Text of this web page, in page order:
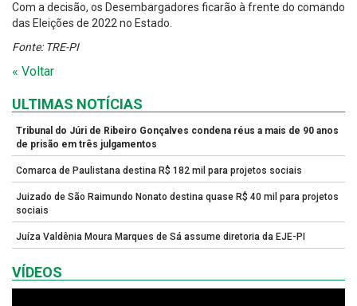
Com a decisão, os Desembargadores ficarão à frente do comando
das Eleições de 2022 no Estado.
Fonte: TRE-PI
« Voltar
ULTIMAS NOTÍCIAS
Tribunal do Júri de Ribeiro Gonçalves condena réus a mais de 90 anos
de prisão em três julgamentos
Comarca de Paulistana destina R$ 182 mil para projetos sociais
Juizado de São Raimundo Nonato destina quase R$ 40 mil para projetos
sociais
Juíza Valdênia Moura Marques de Sá assume diretoria da EJE-PI
VÍDEOS